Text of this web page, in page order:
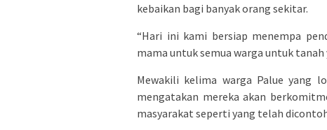
kebaikan bagi banyak orang sekitar.
“Hari ini kami bersiap menempa
mama untuk semua warga untuk tanah
Mewakili kelima warga Palue yang
mengatakan mereka akan
masyarakat seperti yang telah